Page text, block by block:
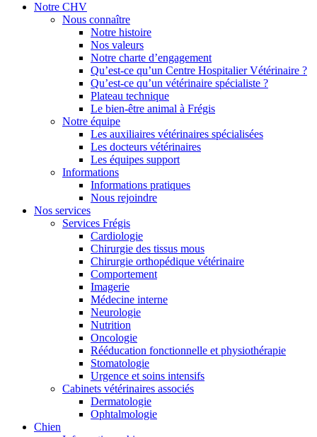
Notre CHV
Nous connaître
Notre histoire
Nos valeurs
Notre charte d’engagement
Qu’est-ce qu’un Centre Hospitalier Vétérinaire ?
Qu’est-ce qu’un vétérinaire spécialiste ?
Plateau technique
Le bien-être animal à Frégis
Notre équipe
Les auxiliaires vétérinaires spécialisées
Les docteurs vétérinaires
Les équipes support
Informations
Informations pratiques
Nous rejoindre
Nos services
Services Frégis
Cardiologie
Chirurgie des tissus mous
Chirurgie orthopédique vétérinaire
Comportement
Imagerie
Médecine interne
Neurologie
Nutrition
Oncologie
Rééducation fonctionnelle et physiothérapie
Stomatologie
Urgence et soins intensifs
Cabinets vétérinaires associés
Dermatologie
Ophtalmologie
Chien